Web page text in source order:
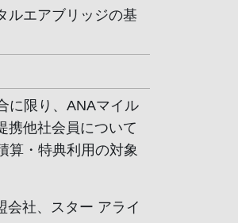
ルエアブリッジの基
に限り、ANAマイル
携他社会員について
算・特典利用の対象
会社、スター アライ